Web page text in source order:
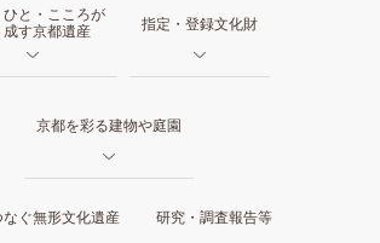
ひと・こころが
成す京都遺産
指定・登録文化財
京都を彩る建物や庭園
なぐ無形文化遺産 研究・調査報告等